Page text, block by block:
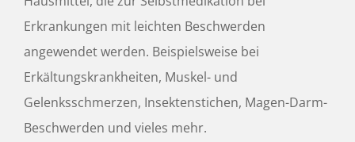
Erkrankungen mit leichten Beschwerden
angewendet werden. Beispielsweise bei
Erkältungskrankheiten, Muskel- und
Gelenksschmerzen, Insektenstichen, Magen-Darm-
Beschwerden und vieles mehr.